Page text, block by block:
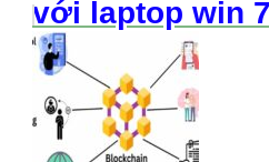
với laptop win 7